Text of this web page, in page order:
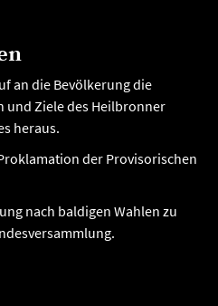
an die Bevölkerung die
und Ziele des Heilbronner
heraus.
der Provisorischen
nach baldigen Wahlen zu